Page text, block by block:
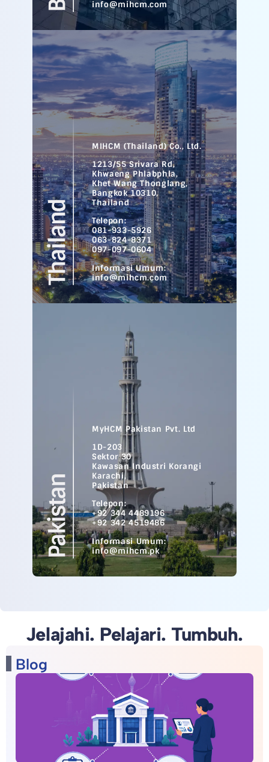
info@mihcm.com
MIHCM (Thailand) Co., Ltd.
1213/55 Srivara Rd,
Khwaeng Phlabphla,
Khet Wang Thonglang,
Bangkok 10310,
Thailand
Telepon:
081-933-5926
063-824-8371
097-097-0604
Informasi Umum:
info@mihcm.com
MyHCM Pakistan Pvt. Ltd
1D-203
Sektor 30
Kawasan Industri Korangi
Karachi,
Pakistan
Telepon:
+92 344 4489196
+92 342 4519486
Informasi Umum:
info@mihcm.pk
Jelajahi. Pelajari. Tumbuh.
Blog